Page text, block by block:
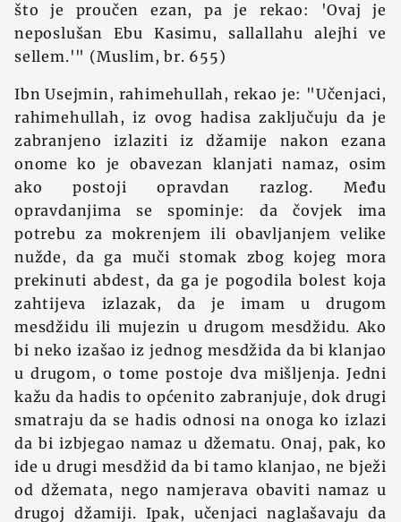
što je proučen ezan, pa je rekao: 'Ovaj je
neposlušan Ebu Kasimu, sallallahu alejhi ve
sellem.'" (Muslim, br. 655)
Ibn Usejmin, rahimehullah, rekao je: "Učenjaci,
rahimehullah, iz ovog hadisa zaključuju da je
zabranjeno izlaziti iz džamije nakon ezana
onome ko je obavezan klanjati namaz, osim
ako postoji opravdan razlog. Među
opravdanjima se spominje: da čovjek ima
potrebu za mokrenjem ili obavljanjem velike
nužde, da ga muči stomak zbog kojeg mora
prekinuti abdest, da ga je pogodila bolest koja
zahtijeva izlazak, da je imam u drugom
mesdžidu ili mujezin u drugom mesdžidu. Ako
bi neko izašao iz jednog mesdžida da bi klanjao
u drugom, o tome postoje dva mišljenja. Jedni
kažu da hadis to općenito zabranjuje, dok drugi
smatraju da se hadis odnosi na onoga ko izlazi
da bi izbjegao namaz u džematu. Onaj, pak, ko
ide u drugi mesdžid da bi tamo klanjao, ne bježi
od džemata, nego namjerava obaviti namaz u
drugoj džamiji. Ipak, učenjaci naglašavaju da